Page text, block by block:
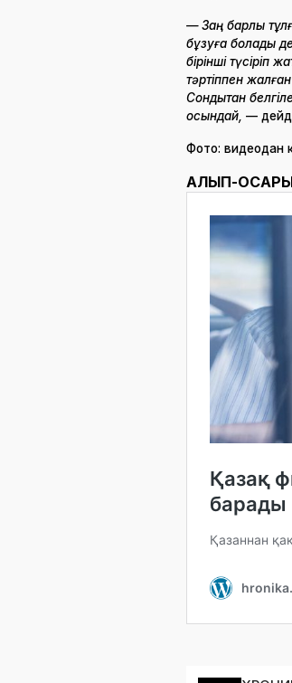
— Заң барлық
бұзуға болады
бірінші түсіріп
тәртіппен жалған
Сондықтан
осындай, —
Фото: видеодан
АЛЫП-